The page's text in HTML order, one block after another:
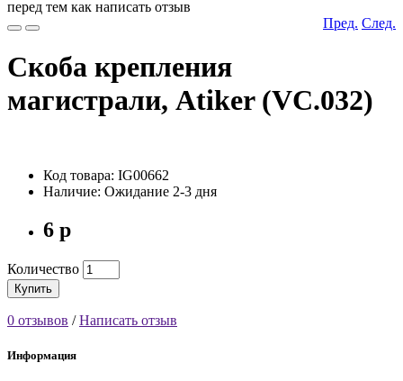
перед тем как написать отзыв
Пред. След.
Скоба крепления
магистрали, Atiker (VC.032)
Код товара: IG00662
Наличие: Ожидание 2-3 дня
6 р
Количество
Купить
0 отзывов /Написать отзыв
Информация